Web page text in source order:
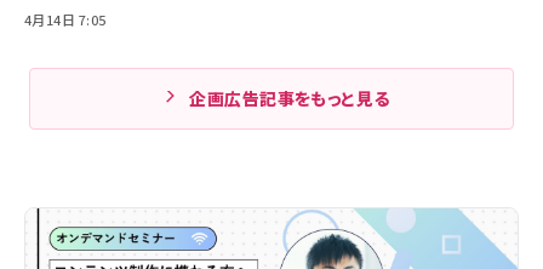
4月14日 7:05
企画広告記事をもっと見る